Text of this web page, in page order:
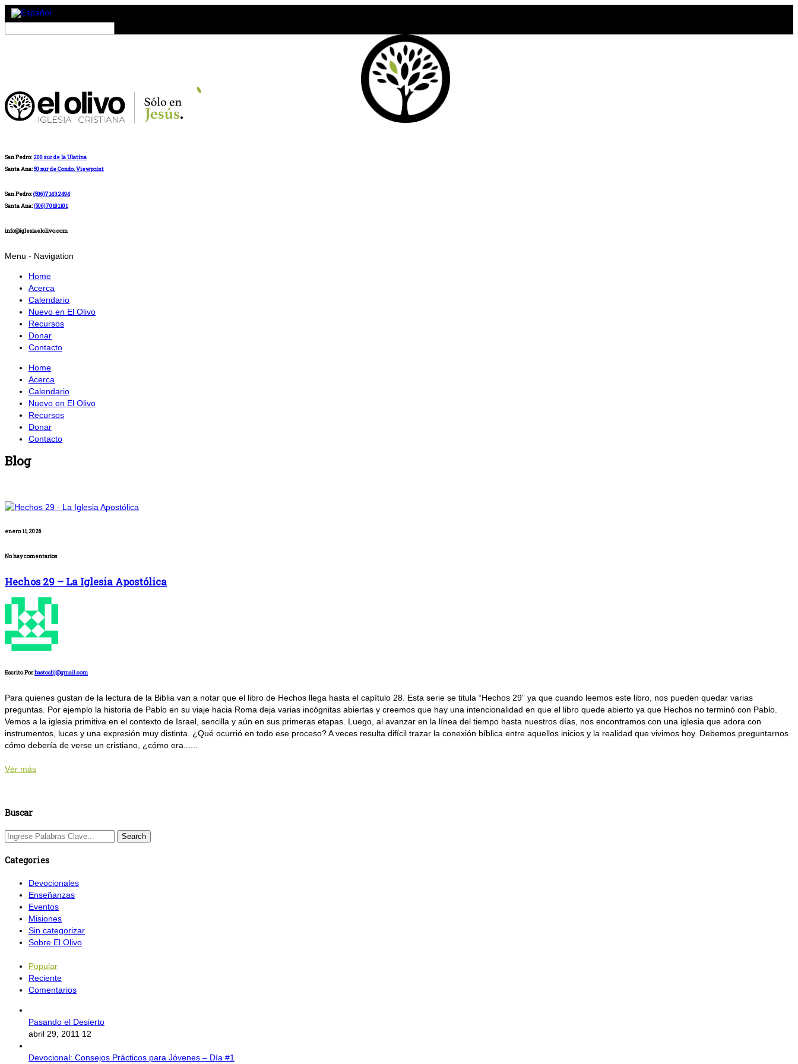
San Pedro: 200 sur de la Ulatina
Santa Ana:50 sur de Condo. Viewpoint
San Pedro:(506)71432494
Santa Ana:(506)70191101
info@iglesiaelolivo.com
Menu - Navigation
Home
Acerca
Calendario
Nuevo en El Olivo
Recursos
Donar
Contacto
Home
Acerca
Calendario
Nuevo en El Olivo
Recursos
Donar
Contacto
Blog
enero 11, 2026
No hay comentarios
Hechos 29 – La Iglesia Apostólica
Escrito Por:bastoslij@gmail.com
Para quienes gustan de la lectura de la Biblia van a notar que el libro de Hechos llega hasta el capítulo 28. Esta serie se titula “Hechos 29” ya que cuando leemos este libro, nos pueden quedar varias
preguntas. Por ejemplo la historia de Pablo en su viaje hacia Roma deja varias incógnitas abiertas y creemos que hay una intencionalidad en que el libro quede abierto ya que Hechos no terminó con Pablo.
Vemos a la iglesia primitiva en el contexto de Israel, sencilla y aún en sus primeras etapas. Luego, al avanzar en la línea del tiempo hasta nuestros días, nos encontramos con una iglesia que adora con
instrumentos, luces y una expresión muy distinta. ¿Qué ocurrió en todo ese proceso? A veces resulta difícil trazar la conexión bíblica entre aquellos inicios y la realidad que vivimos hoy. Debemos preguntarnos
cómo debería de verse un cristiano, ¿cómo era......
Vér más
Buscar
Categories
Devocionales
Enseñanzas
Eventos
Misiones
Sin categorizar
Sobre El Olivo
Popular
Reciente
Comentarios
Pasando el Desierto
abril 29, 2011 12
Devocional: Consejos Prácticos para Jóvenes – Día #1